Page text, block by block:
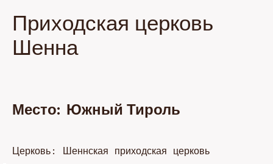
Приходская церковь
Шенна
Место: Южный Тироль
Церковь: Шеннская приходская церковь